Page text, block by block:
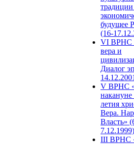
будущее
(16-
VI ВРНС
вера и
Диалог
V ВРНС
накануне
летия
Вера.
Власть»
7.12.1999)
III ВРНС